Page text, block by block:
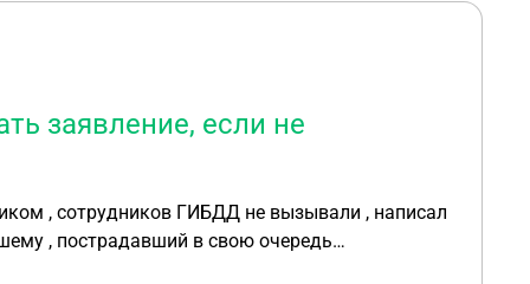
заявление, если не
ГИБДД не вызывали , написал
, пострадавший в свою очередь